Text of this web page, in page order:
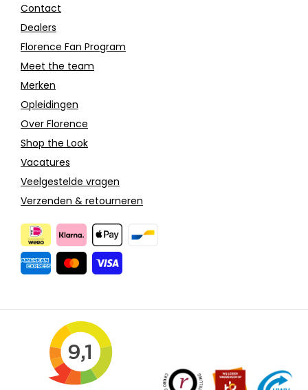
Contact
Dealers
Florence Fan Program
Meet the team
Merken
Opleidingen
Over Florence
Shop the Look
Vacatures
Veelgestelde vragen
Verzenden & retourneren